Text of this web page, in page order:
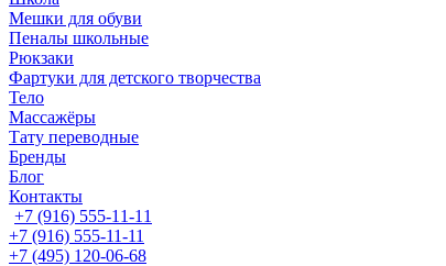
Мешки для обуви
Пеналы школьные
Рюкзаки
Фартуки для детского творчества
Тело
Массажёры
Тату переводные
Бренды
Блог
Контакты
+7 (916) 555-11-11
+7 (916) 555-11-11
+7 (495) 120-06-68